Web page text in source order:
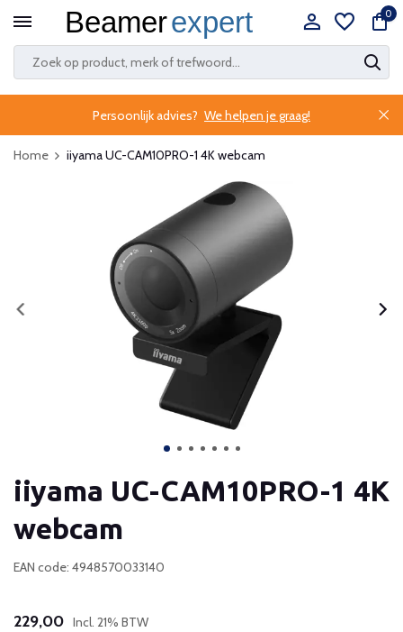
0
Persoonlijk advies? We helpen je graag!
Home iiyama UC-CAM10PRO-1 4K webcam
iiyama UC-CAM10PRO-1 4K
webcam
EAN code: 4948570033140
229,00 Incl. 21% BTW